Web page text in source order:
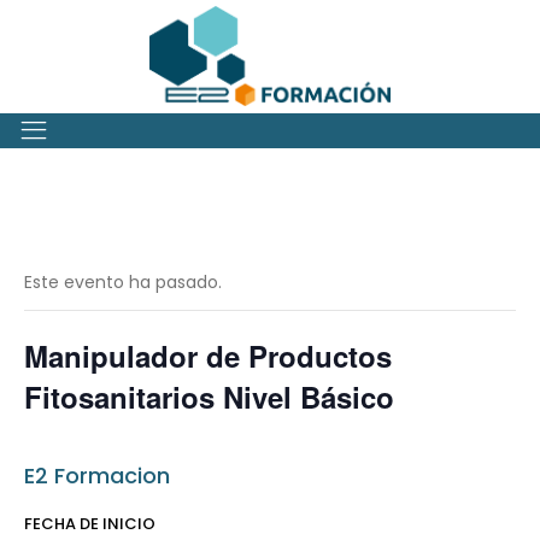
Este evento ha pasado.
Manipulador de Productos
Fitosanitarios Nivel Básico
E2 Formacion
FECHA DE INICIO